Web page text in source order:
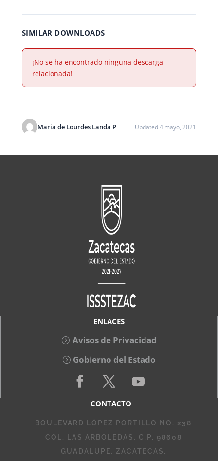
SIMILAR DOWNLOADS
¡No se ha encontrado ninguna descarga
relacionada!
Maria de Lourdes Landa P Updated 4 mayo, 2021
ENLACES
Avisos de Privacidad
Gobierno del Estado
CONTACTO
BOULEVARD LÓPEZ PORTILLO NO. 238
COL. LAS ARBOLEDAS, C.P. 98608
GUADALUPE, ZACATECAS.